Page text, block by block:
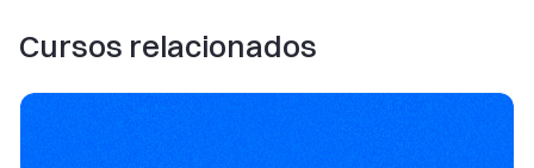
Cursos relacionados